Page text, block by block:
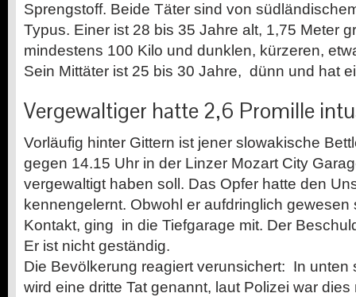
Sprengstoff. Beide Täter sind von
Typus. Einer ist 28 bis 35 Jahre alt, 1,75 Meter
mindestens 100 Kilo und dunklen, kürzeren,
Sein Mittäter ist 25 bis 30 Jahre, dünn und hat
Vergewaltiger hatte 2,6 Promille
Vorläufig hinter Gittern ist jener slowakische
gegen 14.15 Uhr in der Linzer Mozart City
vergewaltigt haben soll. Das Opfer hatte den
kennengelernt. Obwohl er aufdringlich gewesen
Kontakt, ging in die Tiefgarage mit. Der
Er ist nicht geständig.
Die Bevölkerung reagiert verunsichert: In unten
wird eine dritte Tat genannt, laut Polizei war dies